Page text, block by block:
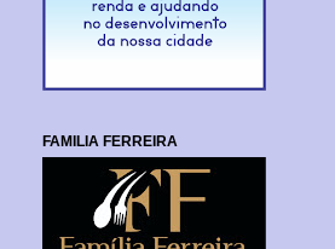
FAMILIA FERREIRA